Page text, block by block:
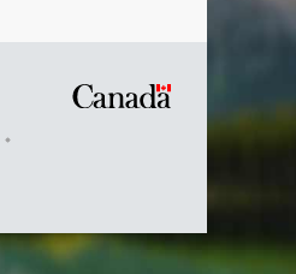
Symbole
du